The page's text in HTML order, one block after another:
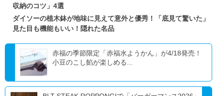
収納のコツ」4選
ダイソーの植木鉢が地味に見えて意外と優秀！「底見て驚いた」
見た目も機能もいい！隠れた名品
赤福の季節限定「赤福水ようかん」が4/18発売！
小豆のこし餡が楽しめる...